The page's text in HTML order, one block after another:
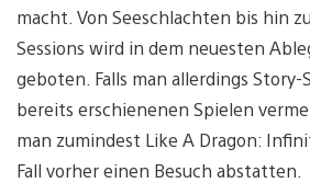
macht. Von Seeschlachten bis hin
Sessions wird in dem neuesten
geboten. Falls man allerdings Story-
bereits erschienenen Spielen
man zumindest Like A Dragon:
Fall vorher einen Besuch abstatten.